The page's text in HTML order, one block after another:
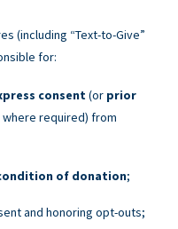
(including “Text-to-Give”
for:
consent (or prior
where required) from
of donation;
and honoring opt-outs;